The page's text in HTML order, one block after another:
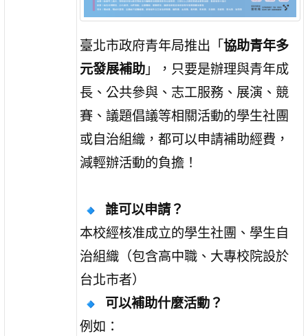
臺北市政府青年局推出「協助青年多
元發展補助 」，只要是辦理與青年成
長、公共參與、志工服務、展演、競
賽、議題倡議等相關活動的學生社團
或自治組織，都可以申請補助經費，
減輕辦活動的負擔！
誰可以申請？
本校經核准成立的學生社團、學生自
治組織（包含高中職、大專校院設於
台北市者）
可以補助什麼活動？
例如：